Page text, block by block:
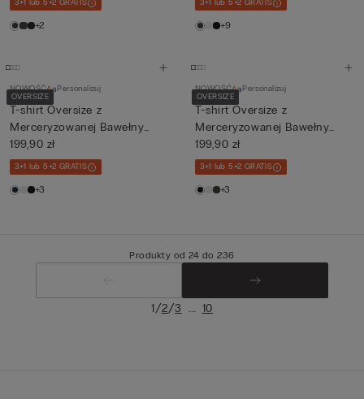
3+1 lub 5+2 GRATIS
+2
3+1 lub 5+2 GRATIS
+9
OVERSIZE
NOWOŚĆ Personalizuj
T-shirt Oversize z
Merceryzowanej Bawełny
Superlig...
199,90 zł
3+1 lub 5+2 GRATIS
+3
OVERSIZE
NOWOŚĆ Personalizuj
T-shirt Oversize z
Merceryzowanej Bawełny
Superlig...
199,90 zł
3+1 lub 5+2 GRATIS
+3
Produkty od 24 do 236
1/2/3 ... 10